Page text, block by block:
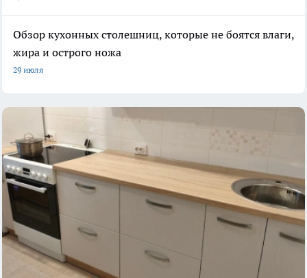
Обзор кухонных столешниц, которые не боятся влаги,
жира и острого ножа
29 июля